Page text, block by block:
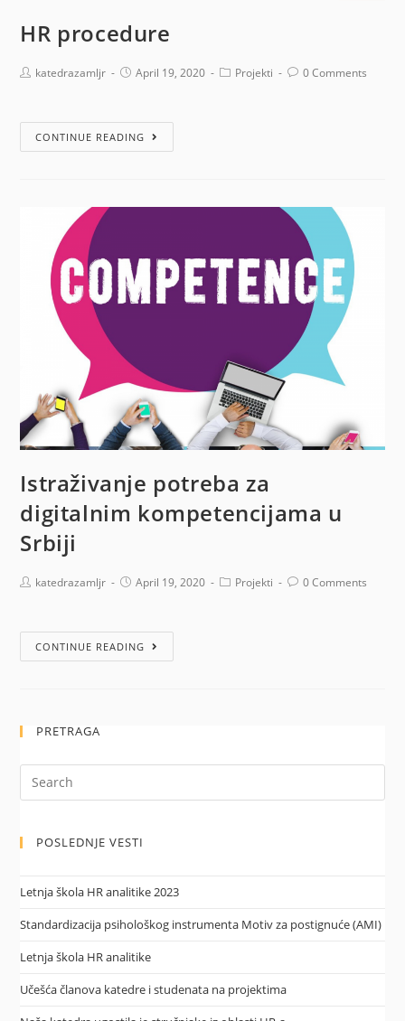
HR procedure
katedrazamljr April 19, 2020 Projekti 0 Comments
CONTINUE READING
Istraživanje potreba za
digitalnim kompetencijama u
Srbiji
katedrazamljr April 19, 2020 Projekti 0 Comments
CONTINUE READING
PRETRAGA
POSLEDNJE VESTI
Letnja škola HR analitike 2023
Standardizacija psihološkog instrumenta Motiv za postignuće (AMI)
Letnja škola HR analitike
Učešća članova katedre i studenata na projektima